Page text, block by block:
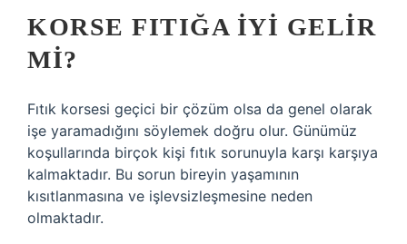
KORSE FITIĞA IYI GELIR
MI?
Fıtık korsesi geçici bir çözüm olsa da genel olarak
işe yaramadığını söylemek doğru olur. Günümüz
koşullarında birçok kişi fıtık sorunuyla karşı karşıya
kalmaktadır. Bu sorun bireyin yaşamının
kısıtlanmasına ve işlevsizleşmesine neden
olmaktadır.